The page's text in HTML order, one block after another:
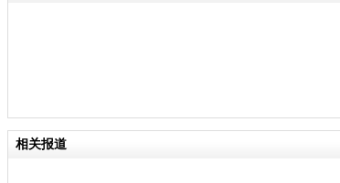
相关报道